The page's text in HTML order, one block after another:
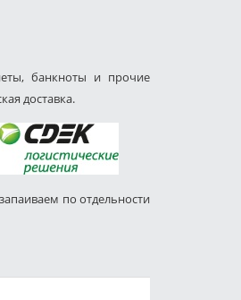
банкноты и прочие
доставка.
по отдельности